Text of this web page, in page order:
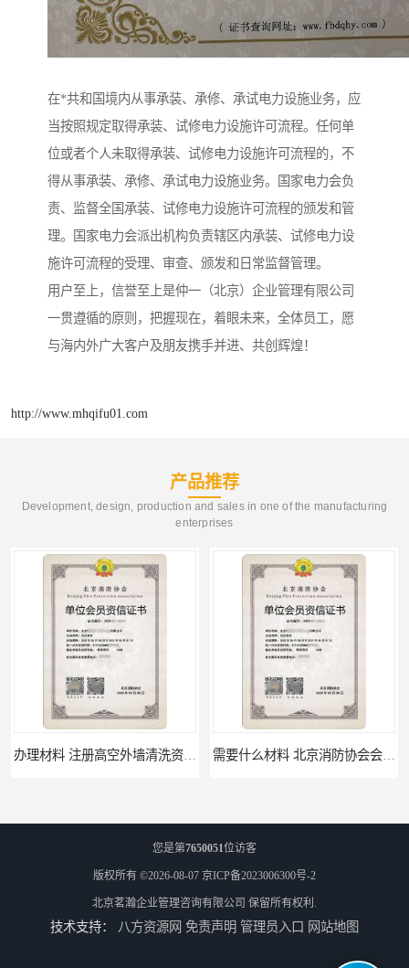
在*共和国境内从事承装、承修、承试电力设施业务，应
当按照规定取得承装、试修电力设施许可流程。任何单
位或者个人未取得承装、试修电力设施许可流程的，不
得从事承装、承修、承试电力设施业务。国家电力会负
责、监督全国承装、试修电力设施许可流程的颁发和管
理。国家电力会派出机构负责辖区内承装、试修电力设
施许可流程的受理、审查、颁发和日常监督管理。
用户至上，信誉至上是仲一（北京）企业管理有限公司
一贯遵循的原则，把握现在，着眼未来，全体员工，愿
与海内外广大客户及朋友携手并进、共创辉煌！
http://www.mhqifu01.com
产品推荐
Development, design, production and sales in one of the manufacturing
enterprises
您是第7650051位访客
版权所有 ©2026-08-07 京ICP备2023006300号-2
北京茗瀚企业管理咨询有限公司 保留所有权利.
技术支持： 八方资源网 免责声明 管理员入口 网站地图